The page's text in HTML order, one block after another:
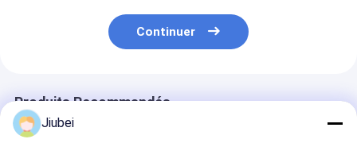
Continuer
Produits Recommandés
Jiubei